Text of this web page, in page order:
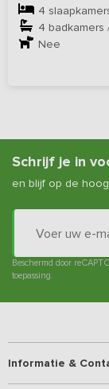
4
4 badkamers
Nee
Schrijf je in
en blijf op de
Beschermd door
toepassing.
Informatie &